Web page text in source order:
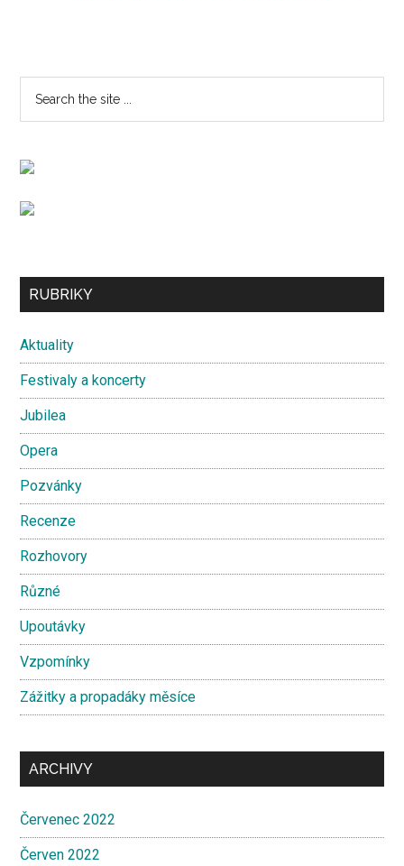
Primary
Sidebar
...
Secondary
RUBRIKY
Aktuality
Festivaly a koncerty
Jubilea
Opera
Pozvánky
Recenze
Rozhovory
Různé
Upoutávky
Vzpomínky
Zážitky a propadáky měsíce
ARCHIVY
Červenec 2022
Červen 2022